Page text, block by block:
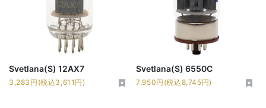
Svetlana(S) 12AX7
3,283円(税込3,611円)
Svetlana(S) 6550C
7,950円(税込8,745円)